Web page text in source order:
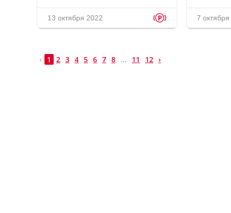
13 октября 2022 p 7
‹ 1 2 3 4 5 6 7 8 ... 11 12 ›